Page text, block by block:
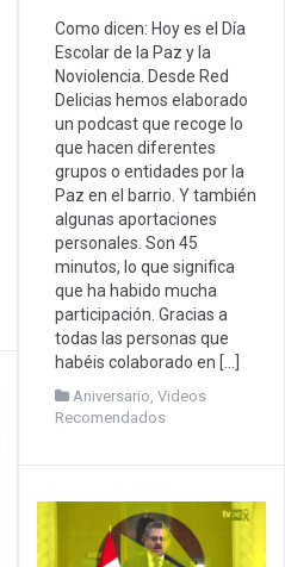
Como dicen: Hoy es el Día
Escolar de la Paz y la
Noviolencia. Desde Red
Delicias hemos elaborado
un podcast que recoge lo
que hacen diferentes
grupos o entidades por la
Paz en el barrio. Y también
algunas aportaciones
personales. Son 45
minutos, lo que significa
que ha habido mucha
participación. Gracias a
todas las personas que
habéis colaborado en […]
Aniversario, Videos
Recomendados